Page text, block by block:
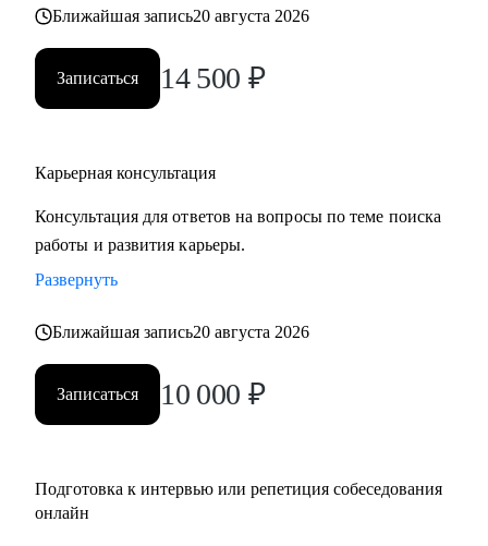
• часто меняли работу;
• захотели вернуться из фриланса, своего бизнеса в найм;
• хотите сменить профессию, но не знаете, как грамотно
построить поиск работы.
Ближайшая запись20 августа 2026
Записаться 14 500 ₽
Карьерная консультация
Консультация для ответов на вопросы по теме поиска
работы и развития карьеры.
Развернуть
Ближайшая запись20 августа 2026
Записаться 10 000 ₽
Подготовка к интервью или репетиция собеседования
онлайн